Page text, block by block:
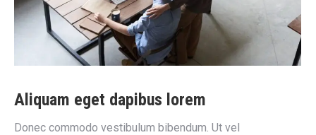
Aliquam eget dapibus lorem
Donec commodo vestibulum bibendum. Ut vel